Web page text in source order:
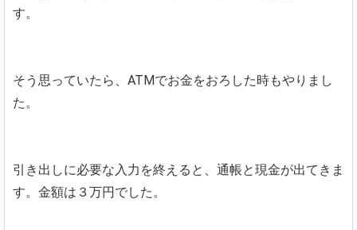
す。
そう思っていたら、ATMでお金をおろした時もやりまし
た。
引き出しに必要な入力を終えると、通帳と現金が出てきま
す。金額は３万円でした。